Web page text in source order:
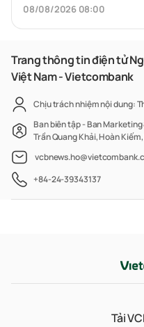
08/08/2026 08:00
Trang thông tin điện tử
Việt Nam - Vietcombank
Chịu trách nhiệm nội dung:
Ban biên tập - Ban Marketing
Trần Quang Khải, Hoàn
+84-24-39343137
Tải